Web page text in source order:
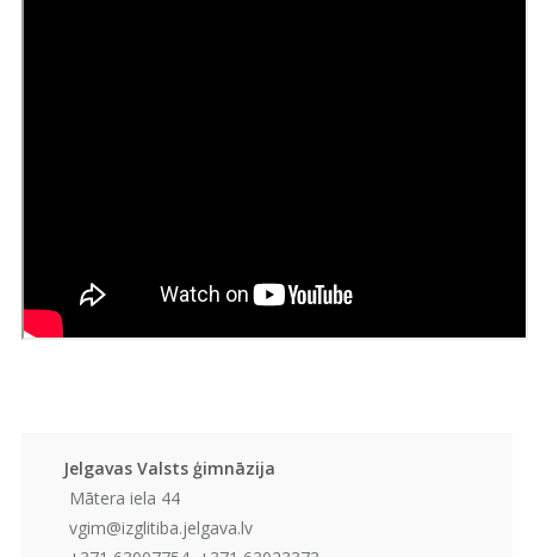
Jelgavas Valsts ģimnāzija
Mātera iela 44
vgim@izglitiba.jelgava.lv